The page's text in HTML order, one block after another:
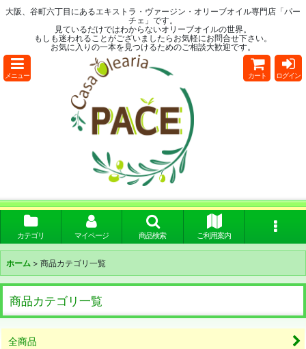
大阪、谷町六丁目にあるエキストラ・ヴァージン・オリーブオイル専門店「パー
チェ」です。
見ているだけではわからないオリーブオイルの世界。
もしも迷われることがございましたらお気軽にお問合せ下さい。
お気に入りの一本を見つけるためのご相談大歓迎です。
メニュー カート ログイン
カテゴリ マイページ 商品検索 ご利用案内
ホーム > 商品カテゴリ一覧
商品カテゴリ一覧
全商品